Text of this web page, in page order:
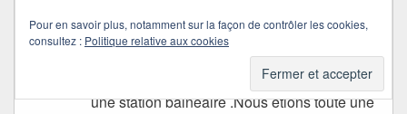
J’avais eu un mini vélo bleu pour mon
16eme anniversaire .A l’époque nous
passions nos vacances en bord de mer dans
une station balnéaire .Nous étions toute une
Pour en savoir plus, notamment sur la façon de contrôler les cookies,
consultez : Politique relative aux cookies